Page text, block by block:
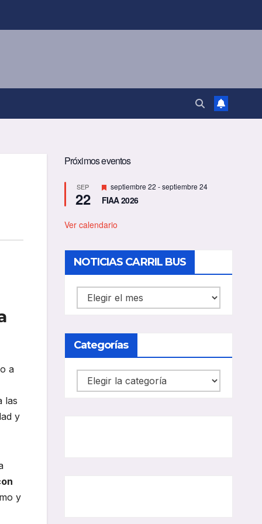
a
las
y
y
Próximos eventos
SEP
22
D
e
s
a
d
o
septiembre 22 -septiembre 24
FIAA 2026
Ver calendario
NOTICIAS CARRIL BUS
NOTICIAS
CARRIL
Categorías
Categorías